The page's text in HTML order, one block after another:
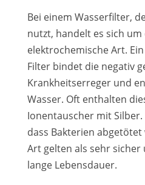
Bei einem Wasserfilter,
nutzt, handelt es sich
elektrochemische Art.
Filter bindet die negativ
Krankheitserreger und
Wasser. Oft enthalten
Ionentauscher mit
dass Bakterien
Art gelten als sehr
lange Lebensdauer.